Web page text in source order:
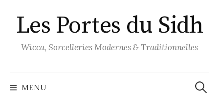
au
contenu
Les Portes du Sidh
Wicca, Sorcelleries Modernes & Traditionnelles
MENU